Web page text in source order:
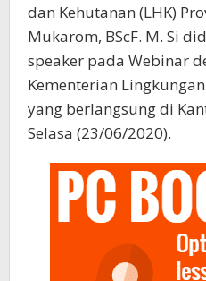
dan Kehutanan (LHK)
Mukarom, BScF. M. Si
speaker pada Webinar
Kementerian
yang berlangsung di
Selasa (23/06/2020).